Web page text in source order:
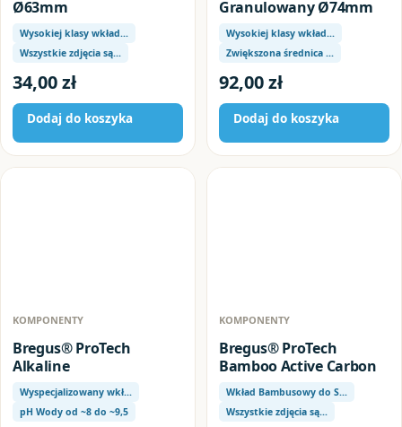
Ø63mm
Wysokiej klasy wkład…
Wszystkie zdjęcia są…
34,00zł
Dodaj do koszyka
Granulowany Ø74mm
Wysokiej klasy wkład…
Zwiększona średnica …
92,00zł
Dodaj do koszyka
KOMPONENTY
Bregus® ProTech
Alkaline
Wyspecjalizowany wkł…
pH Wody od ~8 do ~9,5
KOMPONENTY
Bregus® ProTech
Bamboo Active Carbon
Wkład Bambusowy do S…
Wszystkie zdjęcia są…